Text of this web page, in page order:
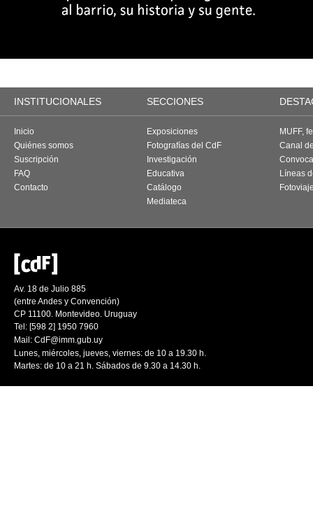
INSTITUCIONALES SECCIONES
Inicio
Quiénes somos
Suscripción
FAQ
Contacto
Exposiciones
Fotografías del CdF
Investigación
Educativa
Catálogo
Mediateca
MUFF,
Canal
Líneas
Av. 18 de Julio 885
(entre Andes y Convención)
CP 11100. Montevideo. Uruguay
Tel: [598 2] 1950 7960
Mail: CdF@imm.gub.uy
Lunes, miércoles, jueves, viernes: de 10 a 19.30 h.
Martes: de 10 a 21 h. Sábados de 9.30 a 14.30 h.